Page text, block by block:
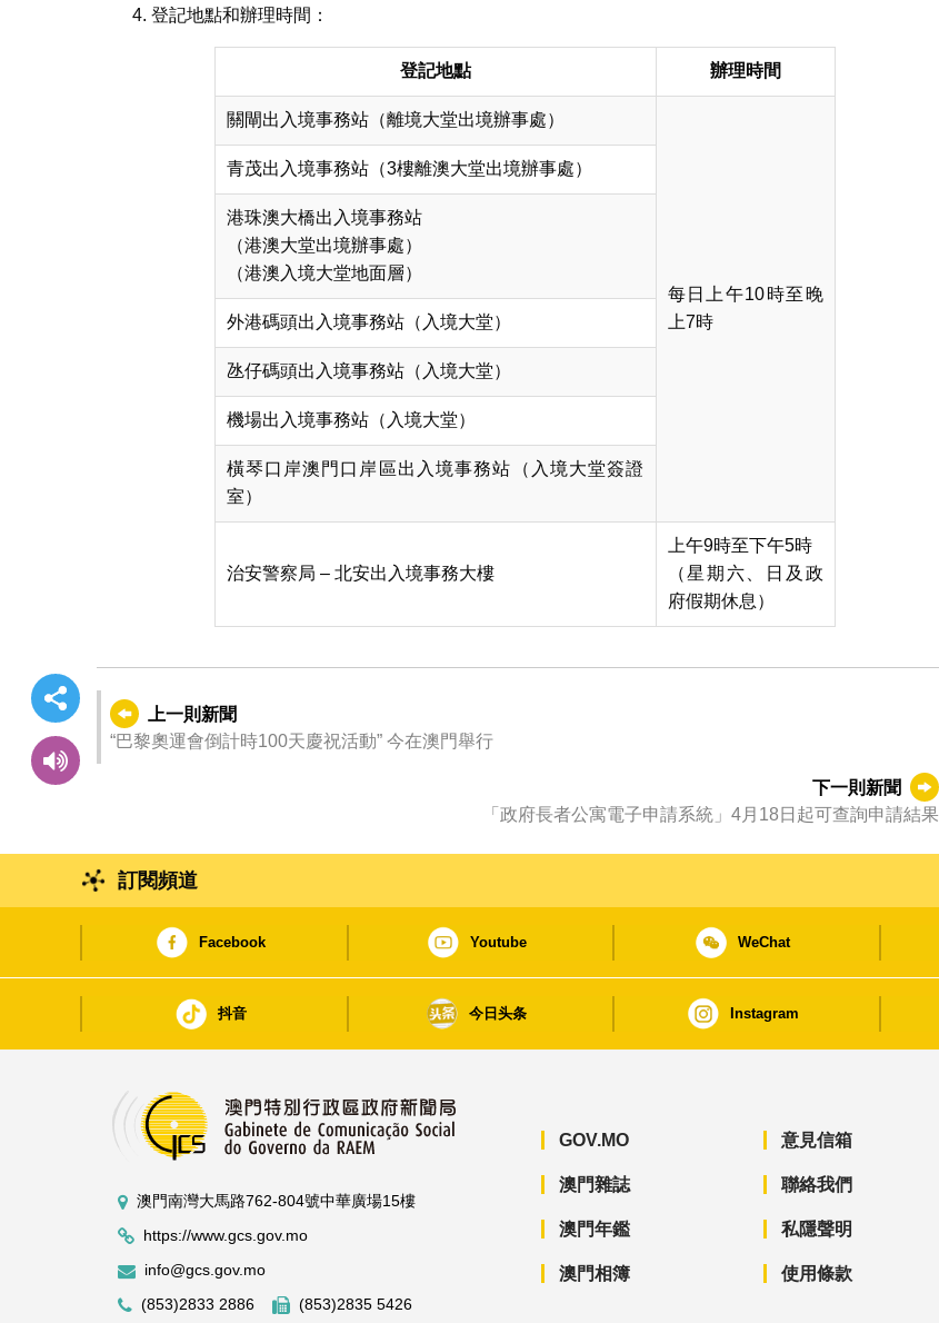
4. 登記地點和辦理時間：
登記地點 辦理時間
關閘出入境事務站（離境大堂出境辦事處）
每日上午10時至晚
上7時
青茂出入境事務站（3樓離澳大堂出境辦事處）
港珠澳大橋出入境事務站
（港澳大堂出境辦事處）
（港澳入境大堂地面層）
外港碼頭出入境事務站（入境大堂）
氹仔碼頭出入境事務站（入境大堂）
機場出入境事務站（入境大堂）
橫琴口岸澳門口岸區出入境事務站（入境大堂簽證
室）
治安警察局 – 北安出入境事務大樓
上午9時至下午5時
（星期六、日及政
府假期休息）
上一則新聞
“巴黎奧運會倒計時100天慶祝活動” 今在澳門舉行
下一則新聞
「政府長者公寓電子申請系統」4月18日起可查詢申請結果
訂閱頻道
Facebook Youtube WeChat
抖音 今日头条 Instagram
澳門南灣大馬路762-804號中華廣場15樓
https://www.gcs.gov.mo
info@gcs.gov.mo
(853)2833 2886
(853)2835 5426
GOV.MO
澳門雜誌
澳門年鑑
澳門相簿
意見信箱
聯絡我們
私隱聲明
使用條款